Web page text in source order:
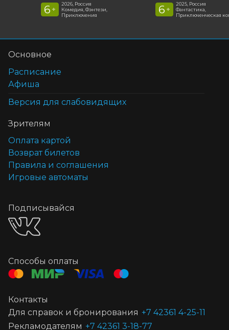
6 +
2026, Россия
Комедия, Фэнтези,
Приключения
6 +
2025, Россия
Фантастика,
Приключенческая
Основное
Расписание
Афиша
Версия для слабовидящих
Зрителям
Оплата картой
Возврат билетов
Правила и соглашения
Игровые автоматы
Подписывайся
Способы оплаты
Контакты
Для справок и бронирования +7 42361 4-25-11
Рекламодателям +7 42361 3-18-77